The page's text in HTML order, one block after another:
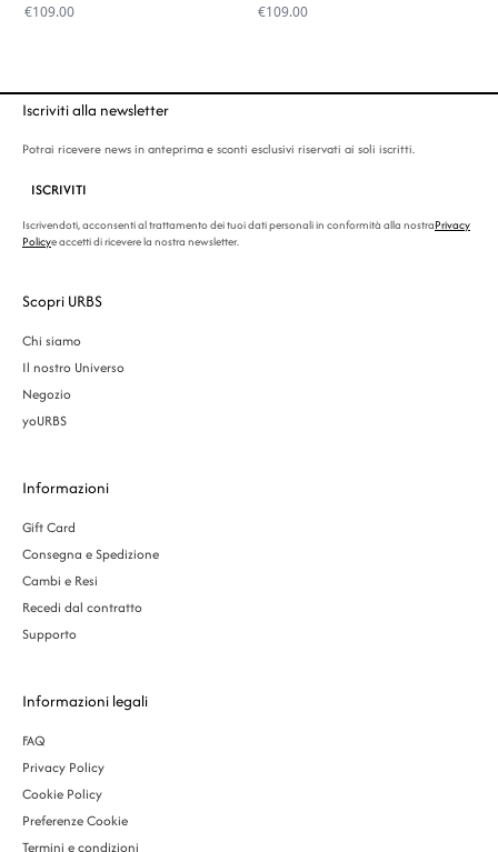
€109.00 €109.00
Iscriviti alla newsletter
Potrai ricevere news in anteprima e sconti esclusivi riservati ai soli iscritti.
ISCRIVITI
Iscrivendoti, acconsenti al trattamento dei tuoi dati personali in conformità alla nostraPrivacy
Policye accetti di ricevere la nostra newsletter.
Scopri URBS
Chi siamo
Il nostro Universo
Negozio
yoURBS
Informazioni
Gift Card
Consegna e Spedizione
Cambi e Resi
Recedi dal contratto
Supporto
Informazioni legali
FAQ
Privacy Policy
Cookie Policy
Preferenze Cookie
Termini e condizioni